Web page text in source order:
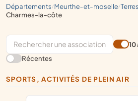
départements/ meurthe-et-moselle/
charmes-la-côte
10
Récentes
SPORTS, ACTIVITÉS DE PLEIN AIR